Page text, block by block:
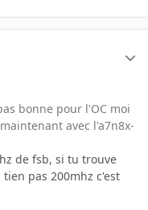
bonne pour l'OC moi
avec l'a7n8x-
de fsb, si tu trouve
tien pas 200mhz c'est